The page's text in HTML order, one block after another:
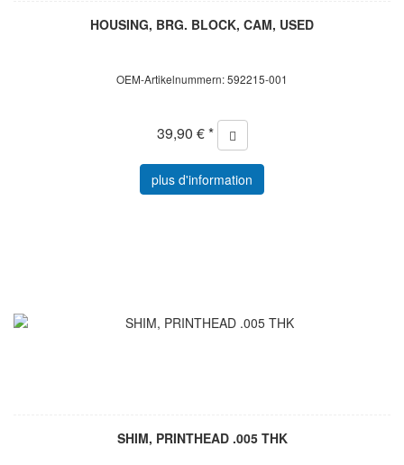
HOUSING, BRG. BLOCK, CAM, USED
OEM-Artikelnummern: 592215-001
39,90 € *
plus d'information
SHIM, PRINTHEAD .005 THK